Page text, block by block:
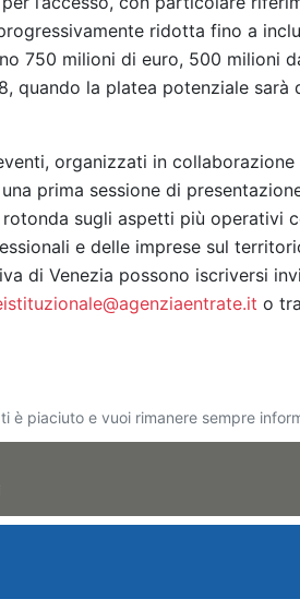
ridotta fino a
750 milioni di euro, 500 milioni
quando la platea potenziale sarà
organizzati in collaborazione
prima sessione di
sugli aspetti più operativi
e delle imprese sul
di Venezia possono iscriversi
o
è piaciuto e vuoi rimanere sempre